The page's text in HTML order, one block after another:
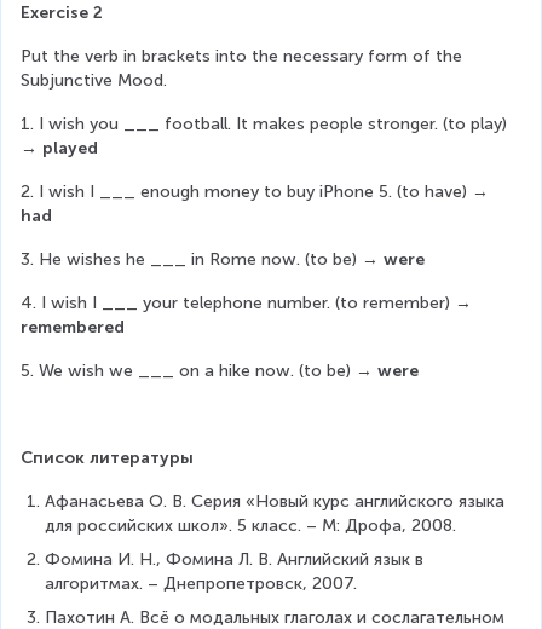
Exercise 2
Put the verb in brackets into the necessary form of the
Subjunctive Mood.
1. I wish you ___ football. It makes people stronger. (to play)
→ played
2. I wish I ___ enough money to buy iPhone 5. (to have) →
had
3. He wishes he ___ in Rome now. (to be) → were
4. I wish I ___ your telephone number. (to remember) →
remembered
5. We wish we ___ on a hike now. (to be) → were
Список литературы
Афанасьева О. В. Серия «Новый курс английского языка
для российских школ». 5 класс. – М: Дрофа, 2008.
Фомина И. Н., Фомина Л. В. Английский язык в
алгоритмах. – Днепропетровск, 2007.
Пахотин А. Всё о модальных глаголах и сослагательном